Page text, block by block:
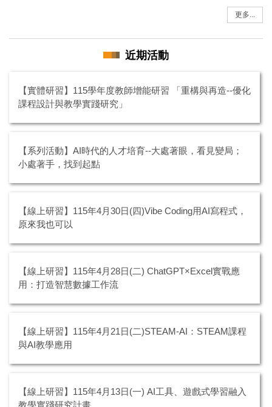
更多...
近期活動
【實體研習】115學年度教師增能研習 「重構與再造--優化
課程設計與教學實踐研究」
【系列活動】AI時代的人才培育--大處著眼，看見變局；
小處著手，找到起點
【線上研習】115年4月30日(四)Vibe Coding用AI寫程式，
原來我也可以
【線上研習】115年4月28日(二) ChatGPT×Excel實戰應
用：打造智慧數據工作流
【線上研習】115年4月21日(二)STEAM-AI：STEAM課程
與AI教學應用
【線上研習】115年4月13日(一) AI工具、遊戲式學習融入
教學實踐研究計畫